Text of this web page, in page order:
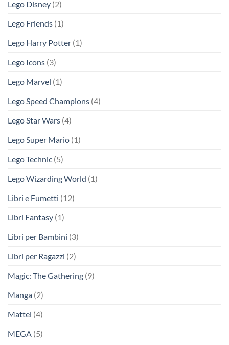
Lego Disney (2)
Lego Friends (1)
Lego Harry Potter (1)
Lego Icons (3)
Lego Marvel (1)
Lego Speed Champions (4)
Lego Star Wars (4)
Lego Super Mario (1)
Lego Technic (5)
Lego Wizarding World (1)
Libri e Fumetti (12)
Libri Fantasy (1)
Libri per Bambini (3)
Libri per Ragazzi (2)
Magic: The Gathering (9)
Manga (2)
Mattel (4)
MEGA (5)